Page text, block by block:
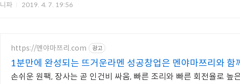
니파 2019. 4. 7. 19:56
https://멘야마쯔리.com 광고
1분만에 완성되는 뜨거운라멘 성공창업은 멘야마쯔리와 함
손쉬운 원팩, 장사는 곧 인건비 싸움, 빠른 조리와 빠른 회전율로 높